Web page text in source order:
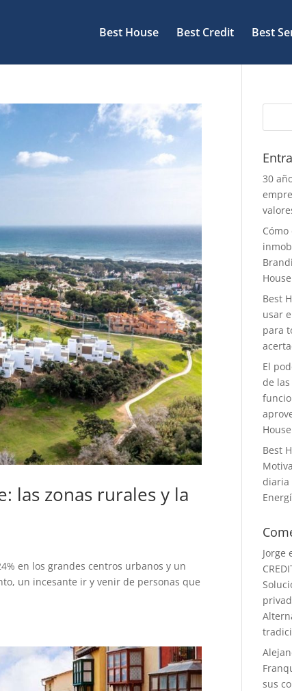
Best House Best Credit Best
las zonas rurales y la
en los grandes centros urbanos y un
un incesante ir y venir de personas que
30
House
Best
usar
para
El
de
House
Best
diaria
Jorge
sus